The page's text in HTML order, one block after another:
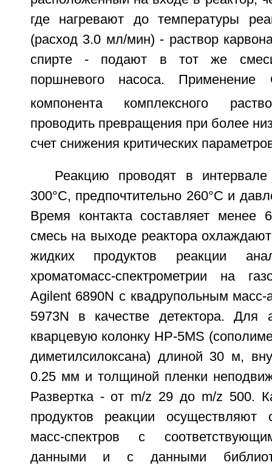
где нагревают до температуры
(расход 3.0 мл/мин) - раствор
спирте - подают в тот же
поршневого насоса. Применение
компонента комплексного
проводить превращения при более
счет снижения критических
Реакцию проводят в интервале
300°C, предпочтительно 260°C и
Время контакта составляет менее
смесь на выходе реактора
жидких продуктов реакции
хроматомасс-спектрометрии на
Agilent 6890N с квадрупольным масс-
5973N в качестве детектора. Для
кварцевую колонку HP-5MS
диметилсилоксана) длиной 30 м,
0.25 мм и толщиной пленки
Развертка - от m/z 29 до m/z 500.
продуктов реакции осуществляют
масс-спектров с
данными и с данными